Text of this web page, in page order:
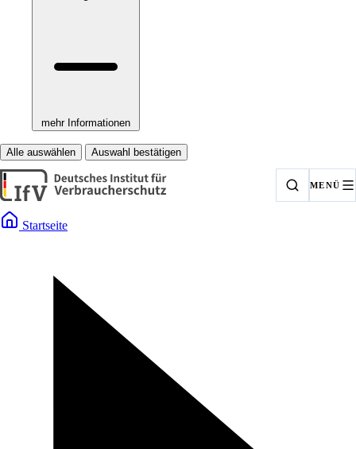
mehr Informationen
Alle auswählen Auswahl bestätigen
MENÜ
Startseite